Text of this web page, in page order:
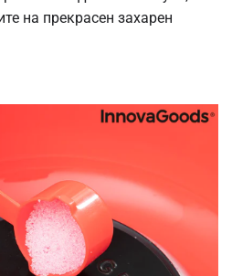
на прекрасен захарен